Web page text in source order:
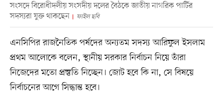
সংসদে বিরোধীদলীয় সংসদীয় দলের বৈঠকে জাতীয় নাগরিক পার্টির
সদস্যরা যুক্ত থাকছেন
ফাইল ছবি
এনসিপির রাজনৈতিক পর্ষদের অন্যতম সদস্য আরিফুল ইসলাম
প্রথম আলোকে বলেন, স্থানীয় সরকার নির্বাচন নিয়ে তাঁরা
নিজেদের মতো প্রস্তুতি নিচ্ছেন। জোট হবে কি না, সে বিষয়ে
নির্বাচনের আগে সিদ্ধান্ত হবে।